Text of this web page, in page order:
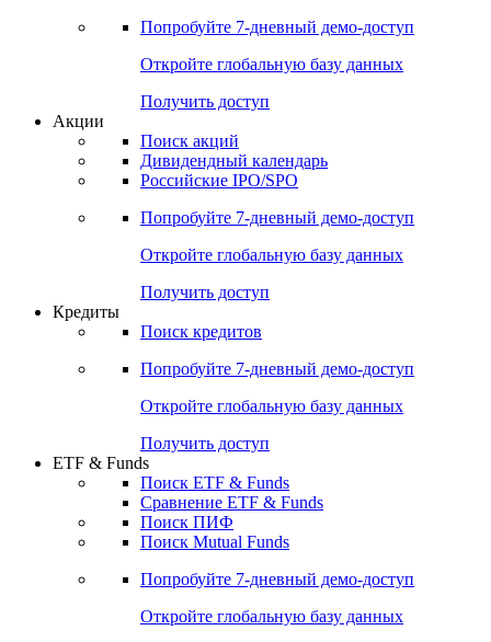
Попробуйте 7-дневный демо-доступ
Откройте глобальную базу данных
Получить доступ
Акции
Поиск акций
Дивидендный календарь
Российские IPO/SPO
Попробуйте 7-дневный демо-доступ
Откройте глобальную базу данных
Получить доступ
Кредиты
Поиск кредитов
Попробуйте 7-дневный демо-доступ
Откройте глобальную базу данных
Получить доступ
ETF & Funds
Поиск ETF & Funds
Сравнение ETF & Funds
Поиск ПИФ
Поиск Mutual Funds
Попробуйте 7-дневный демо-доступ
Откройте глобальную базу данных